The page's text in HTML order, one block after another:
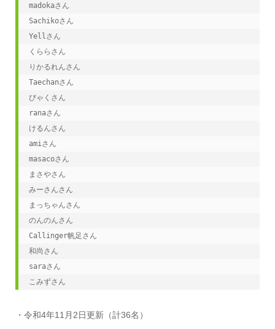
madokaさん
Sachikoさん
Yellさん
くららさん
りかるれんさん
Taechanさん
びゃくさん
ranaさん
けるんさん
amiさん
masacoさん
まさやさん
みーさんさん
まっちゃんさん
のんのんさん
Callinger帆足さん
和尚さん
saraさん
こみずさん
・令和4年11月2日更新（計36名）